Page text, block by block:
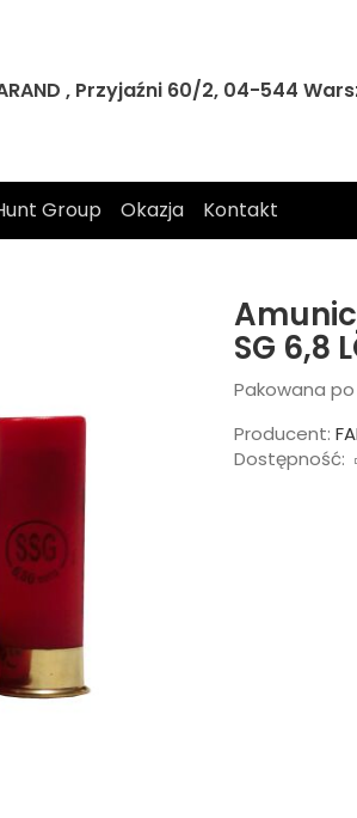
, Przyjaźni 60/2, 04-544
Group Okazja Kontakt
SG 6,8
Pakowana po
Producent:
Dostępność: